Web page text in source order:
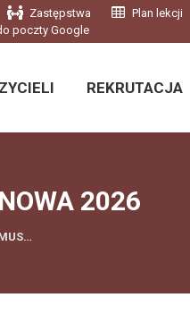
Zastępstwa Plan lekcji
poczty Google
REKRUTACJA
2026
REKRUTACJA